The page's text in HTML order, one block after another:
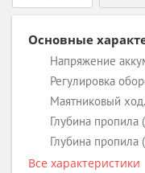
Основные
Напряжение
Регулировка
Маятниковый ход
Глубина пропила
Глубина пропила
Все характеристики